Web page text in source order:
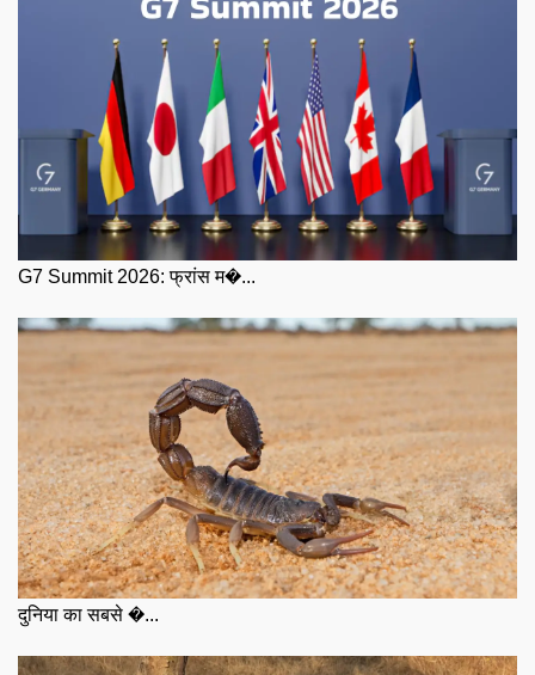
G7 Summit 2026: फ्रांस म�...
दुनिया का सबसे �...